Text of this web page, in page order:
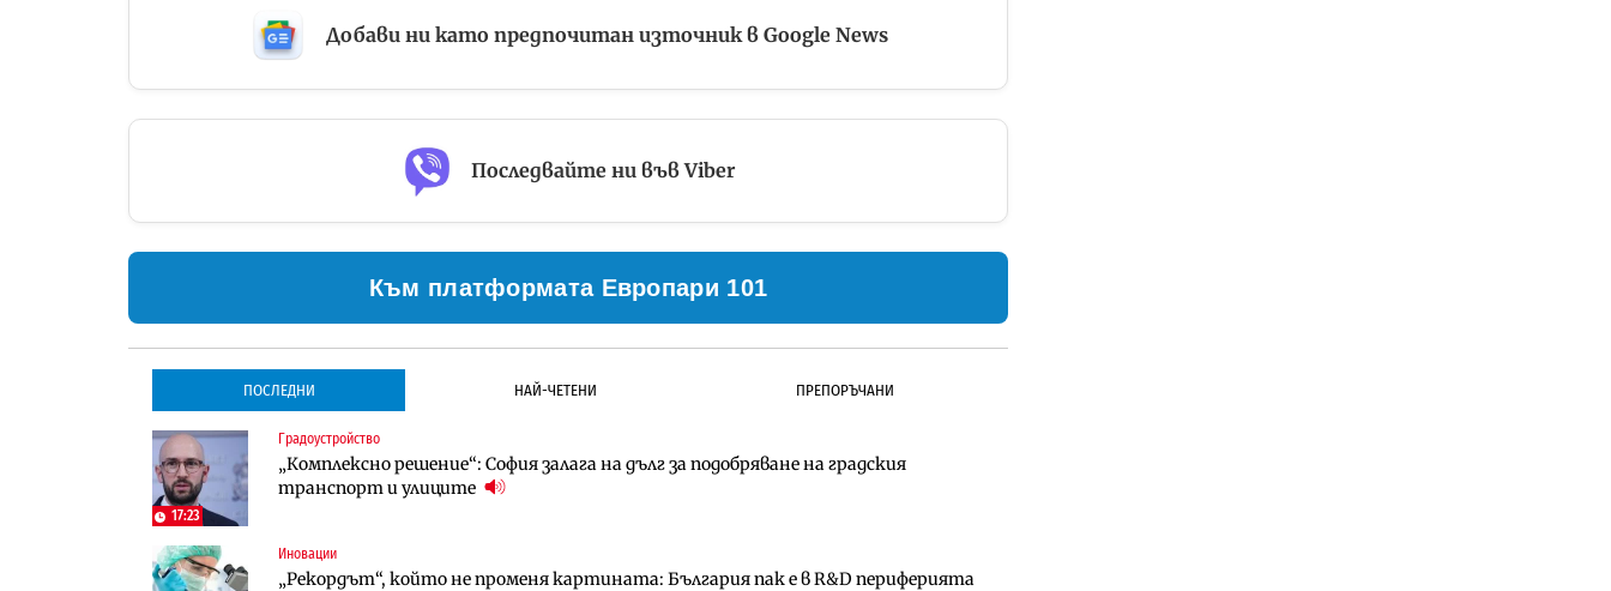
Добави ни като предпочитан източник в Google News
Последвайте ни във Viber
Към платформата Европари 101
ПОСЛЕДНИ НАЙ-ЧЕТЕНИ ПРЕПОРЪЧАНИ
17:23
Градоустройство
„Комплексно решение“: София залага на дълг за подобряване на градския
транспорт и улиците
Иновации
„Рекордът“, който не променя картината: България пак е в R&D периферията
Градоустройство
Столична община избра изпълнител за преместването на трамвайното
трасе по бул. „Скобелев“
Инфраструктура
Проектирането на тунела под Петрохан ще върви паралелно с екологичните
Инфраструктура
Проектирането на тунела под Петрохан ще върви паралелно с екологичните
оценки
Компании
„Хювефарма“ подписа договор за придобиване на Euroapi Italy